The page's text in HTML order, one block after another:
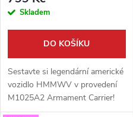
o
d
u
r
d
u
Skladem
DO KOŠÍKU
Sestavte si legendární americké
vozidlo HMMWV v provedení
M1025A2 Armament Carrier!
Tento detailně zpracovaný